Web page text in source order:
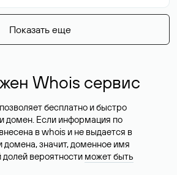
Показать еще
Whois сервис
бесплатно и быстро
домен. Если информация по
в whois и не выдается в
домена, значит, доменное имя
вероятности может быть